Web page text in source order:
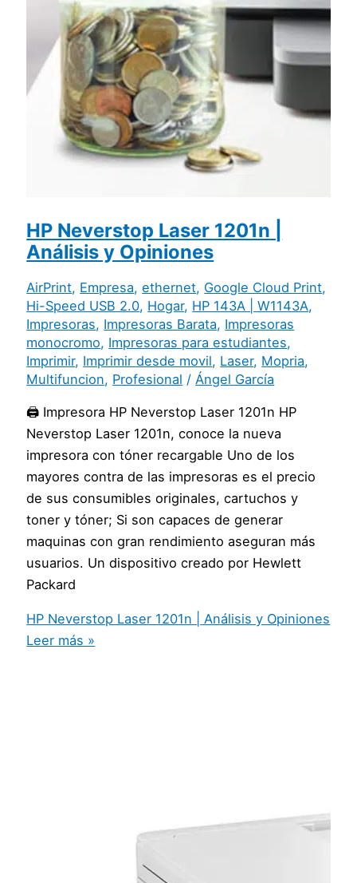
HP Neverstop Laser 1201n |
Análisis y Opiniones
AirPrint, Empresa,ethernet, Google Cloud Print,
Hi-Speed USB 2.0, Hogar, HP 143A | W1143A,
Impresoras, Impresoras Barata, Impresoras
monocromo, Impresoras para estudiantes,
Imprimir, Imprimir desde movil, Laser, Mopria,
Multifuncion, Profesional / Ángel García
🖨️ Impresora HP Neverstop Laser 1201n HP
Neverstop Laser 1201n, conoce la nueva
impresora con tóner recargable Uno de los
mayores contra de las impresoras es el precio
de sus consumibles originales, cartuchos y
toner y tóner; Si son capaces de generar
maquinas con gran rendimiento aseguran más
usuarios. Un dispositivo creado por Hewlett
Packard
HP Neverstop Laser 1201n | Análisis y Opiniones
Leer más »